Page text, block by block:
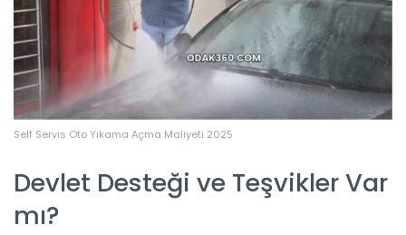
Self Servis Oto Yıkama Açma Maliyeti 2025
Devlet Desteği ve Teşvikler Var
mı?